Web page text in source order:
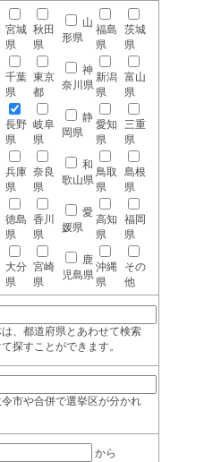
宮城
県
秋田
県
山
形県
福島
県
茨城
県
千葉
県
東京
都
神
奈川県
新潟
県
富山
県
長野
県
岐阜
県
静
岡県
愛知
県
三重
県
兵庫
県
奈良
県
和
歌山県
鳥取
県
島根
県
徳島
県
香川
県
愛
媛県
高知
県
福岡
県
大分
県
宮崎
県
鹿
児島県
沖縄
県
その
他
、都道府県とあわせて検索
探すことができます。
市や合併で選挙区が分かれ
から